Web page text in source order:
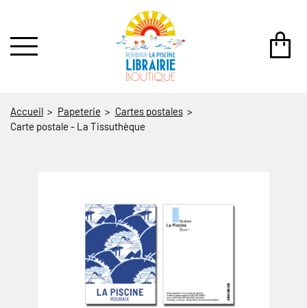
Accueil Papeterie
Cartes postales
Carte postale - La Tissuthèque